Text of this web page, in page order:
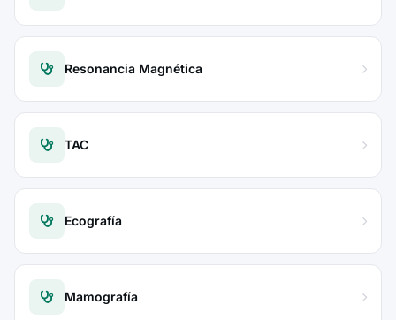
Resonancia Magnética
TAC
Ecografía
Mamografía